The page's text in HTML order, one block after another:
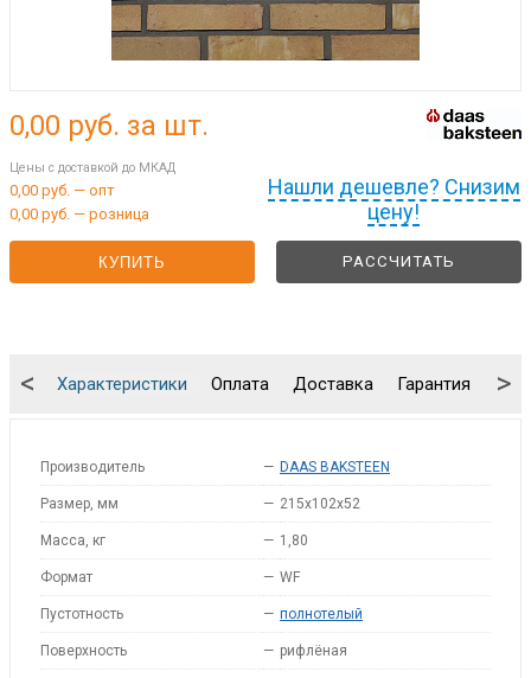
Нашли дешевле? Снизим
цену!
0,00 руб. за шт.
Цены с доставкой до МКАД
0,00 руб. — опт
0,00 руб. — розница
КУПИТЬ РАССЧИТАТЬ
Характеристики Оплата Доставка Гарантия
< >
Производитель — DAAS BAKSTEEN
Размер, мм — 215x102x52
Масса, кг — 1,80
Формат — WF
Пустотность — полнотелый
Поверхность — рифлёная